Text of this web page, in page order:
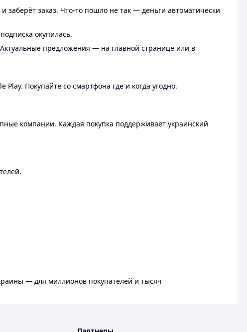
заберёт заказ. Что-то пошло не так — деньги автоматически
окупилась.
предложения — на главной странице или в
Покупайте со смартфона где и когда угодно.
компании. Каждая покупка поддерживает украинский
— для миллионов покупателей и тысяч